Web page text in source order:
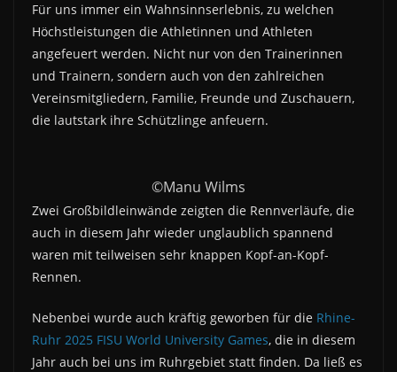
Für uns immer ein Wahnsinnserlebnis, zu welchen
Höchstleistungen die Athletinnen und Athleten
angefeuert werden. Nicht nur von den Trainerinnen
und Trainern, sondern auch von den zahlreichen
Vereinsmitgliedern, Familie, Freunde und Zuschauern,
die lautstark ihre Schützlinge anfeuern.
©Manu Wilms
Zwei Großbildleinwände zeigten die Rennverläufe, die
auch in diesem Jahr wieder unglaublich spannend
waren mit teilweisen sehr knappen Kopf-an-Kopf-
Rennen.
Nebenbei wurde auch kräftig geworben für die Rhine-
Ruhr 2025 FISU World University Games, die in diesem
Jahr auch bei uns im Ruhrgebiet statt finden. Da ließ es